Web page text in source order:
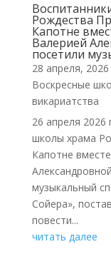
Рождества
Капотне
Валерией
посетили
28 апреля, 2026
Воскресные
викариатства
26 апреля 2026
школы храма
Капотне
музыкальный
Сойера»,
повести...
читать далее